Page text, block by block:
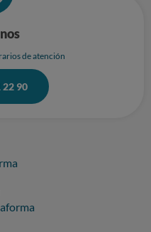
de atención
22 90